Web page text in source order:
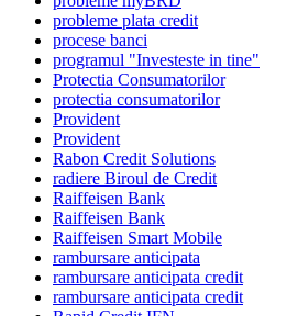
probleme plata credit
procese banci
programul "Investeste in tine"
Protectia Consumatorilor
protectia consumatorilor
Provident
Provident
Rabon Credit Solutions
radiere Biroul de Credit
Raiffeisen Bank
Raiffeisen Bank
Raiffeisen Smart Mobile
rambursare anticipata
rambursare anticipata credit
rambursare anticipata credit